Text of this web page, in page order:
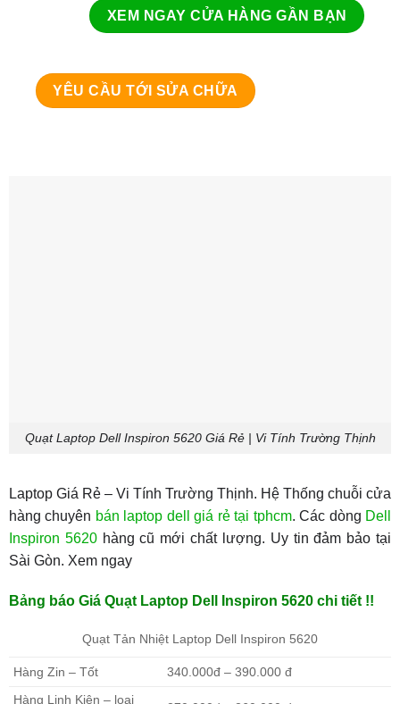
XEM NGAY CỬA HÀNG GẦN BẠN
YÊU CẦU TỚI SỬA CHỮA
Quạt Laptop Dell Inspiron 5620 Giá Rẻ | Vi Tính Trường Thịnh
Laptop Giá Rẻ – Vi Tính Trường Thịnh. Hệ Thống chuỗi cửa
hàng chuyên bán laptop dell giá rẻ tại tphcm. Các dòng Dell
Inspiron 5620hàng cũ mới chất lượng. Uy tin đảm bảo tại
Sài Gòn. Xem ngay
Bảng báo Giá Quạt Laptop Dell Inspiron 5620 chi tiết !!
Quạt Tản Nhiệt Laptop Dell Inspiron 5620
Hàng Zin – Tốt
340.000đ – 390.000 đ
Hàng Linh Kiện – loại